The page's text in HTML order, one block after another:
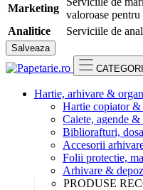
Marketing
valoroase
Analitice
Serviciile de
Salveaza
Hartie, arhivare &
Hartie copiator &
Caiete, agende &
Bibliorafturi,
Accesorii
Folii protectie,
Arhivare &
PRODUSE